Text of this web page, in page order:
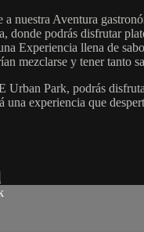
a nuestra Aventura
donde podrás disfrutar
Experiencia llena de
mezclarse y tener tanto
Park, podrás
una experiencia que